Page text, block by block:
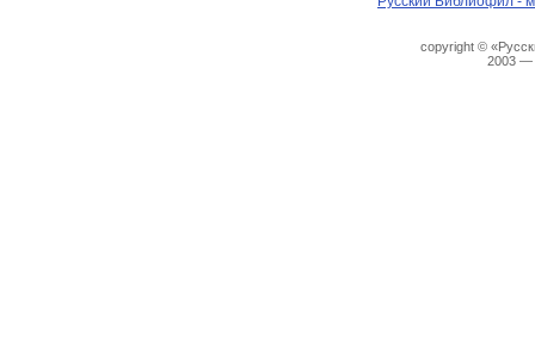
copyright ©
2003 —